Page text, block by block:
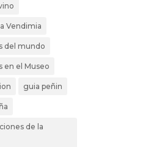
Vendimia
del mundo
en el Museo
guia peñin
de la